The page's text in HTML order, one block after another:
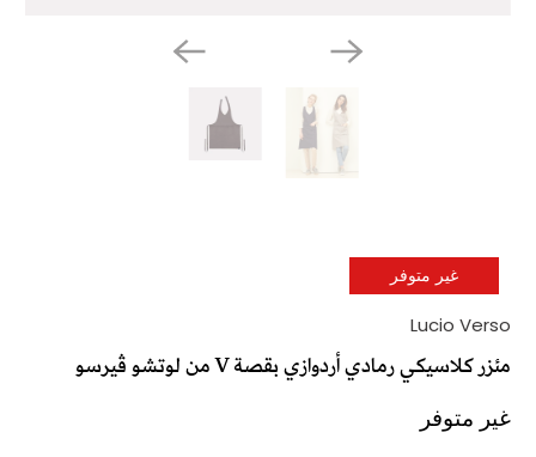
غير متوفر
Lucio Verso
مئزر كلاسيكي رمادي أردوازي بقصة V من لوتشو ڤيرسو
غير متوفر